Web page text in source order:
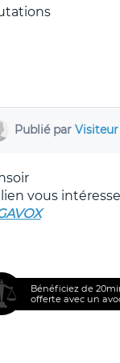
Publié par Visiteur
vous
Bénéficiez de
offerte avec un